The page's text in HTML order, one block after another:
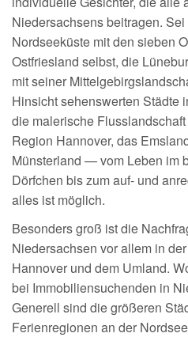
Niedersachsens beitragen.
Nordseeküste mit den sieben
Ostfriesland selbst, die
mit seiner
Hinsicht sehenswerten Städte
die malerische
Region Hannover, das
Münsterland — vom Leben im
Dörfchen bis zum auf- und
alles ist möglich.
Besonders groß ist die
Niedersachsen vor allem in
Hannover und dem Umland.
bei Immobiliensuchenden in
Generell sind die größeren
Ferienregionen an der